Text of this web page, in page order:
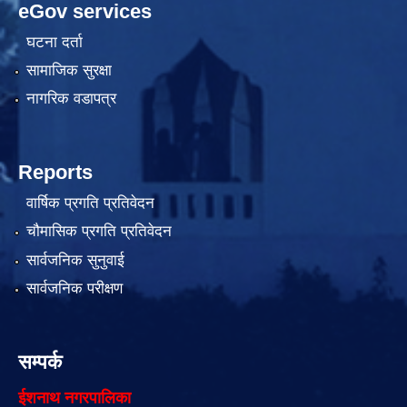
eGov services
घटना दर्ता
सामाजिक सुरक्षा
नागरिक वडापत्र
Reports
वार्षिक प्रगति प्रतिवेदन
चौमासिक प्रगति प्रतिवेदन
सार्वजनिक सुनुवाई
सार्वजनिक परीक्षण
सम्पर्क
ईशनाथ नगरपालिका